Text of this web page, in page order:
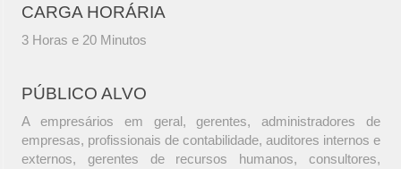
CARGA HORÁRIA
3 Horas e 20 Minutos
PÚBLICO ALVO
A empresários em geral, gerentes, administradores de
empresas, profissionais de contabilidade, auditores internos e
externos, gerentes de recursos humanos, consultores,